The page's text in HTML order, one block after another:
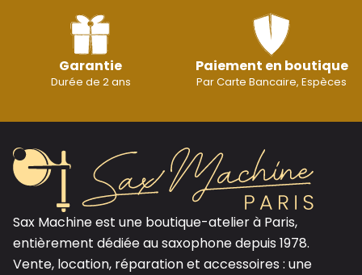
Garantie
Durée de 2 ans
Paiement en boutique
Par Carte Bancaire, Espèces
Sax Machine est une boutique-atelier à Paris,
entièrement dédiée au saxophone depuis 1978.
Vente, location, réparation et accessoires : une